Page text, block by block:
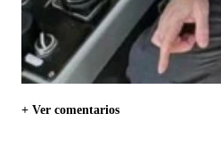
+ Ver comentarios